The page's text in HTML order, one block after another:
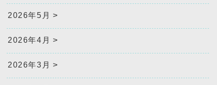
2026年5月
2026年4月
2026年3月